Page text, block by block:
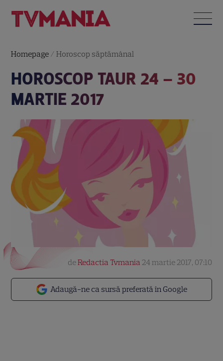
Homepage /Horoscop săptămânal
HOROSCOP TAUR 24 – 30
MARTIE 2017
Adaugă-ne ca sursă preferată în Google
deRedactia Tvmania 24 martie 2017, 07:10